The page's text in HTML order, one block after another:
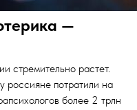
—
стремительно растет.
россияне потратили на
более 2 трлн